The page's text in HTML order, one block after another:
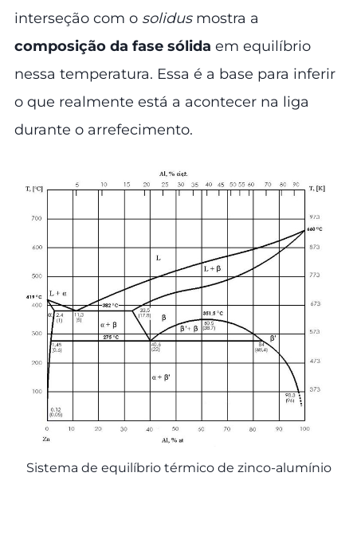
interseção com o solidusmostra a
composição da fase sólida em equilíbrio
nessa temperatura. Essa é a base para inferir
o que realmente está a acontecer na liga
durante o arrefecimento.
Sistema de equilíbrio térmico de zinco-alumínio